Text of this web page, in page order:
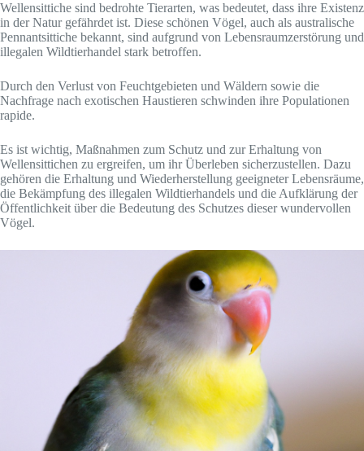
Wellensittiche sind bedrohte Tierarten, was bedeutet, dass ihre Existenz
in der Natur gefährdet ist. Diese schönen Vögel, auch als australische
Pennantsittiche bekannt, sind aufgrund von Lebensraumzerstörung und
illegalen Wildtierhandel stark betroffen.
Durch den Verlust von Feuchtgebieten und Wäldern sowie die
Nachfrage nach exotischen Haustieren schwinden ihre Populationen
rapide.
Es ist wichtig, Maßnahmen zum Schutz und zur Erhaltung von
Wellensittichen zu ergreifen, um ihr Überleben sicherzustellen. Dazu
gehören die Erhaltung und Wiederherstellung geeigneter Lebensräume,
die Bekämpfung des illegalen Wildtierhandels und die Aufklärung der
Öffentlichkeit über die Bedeutung des Schutzes dieser wundervollen
Vögel.